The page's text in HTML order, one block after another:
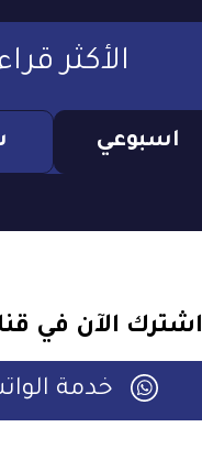
الأكثر
اسبوعي
اشترك الآن في
خدمة